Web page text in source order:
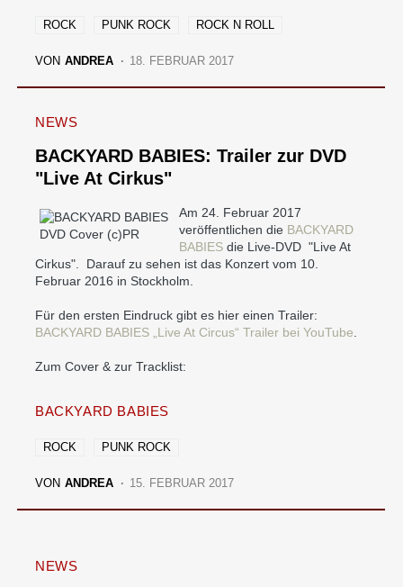
ROCK PUNK ROCK ROCK N ROLL
VON ANDREA 18. FEBRUAR 2017
NEWS
BACKYARD BABIES: Trailer zur DVD
"Live At Cirkus"
Am 24. Februar 2017
veröffentlichen die BACKYARD
BABIES die Live-DVD "Live At
Cirkus". Darauf zu sehen ist das Konzert vom 10.
Februar 2016 in Stockholm.
Für den ersten Eindruck gibt es hier einen Trailer:
BACKYARD BABIES „Live At Circus“ Trailer bei YouTube
Zum Cover & zur Tracklist:
BACKYARD BABIES
ROCK PUNK ROCK
VON ANDREA 15. FEBRUAR 2017
NEWS